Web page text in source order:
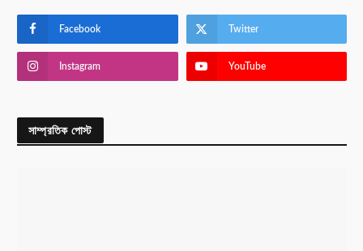
Facebook Twitter
Instagram YouTube
সাম্প্রতিক পোস্ট